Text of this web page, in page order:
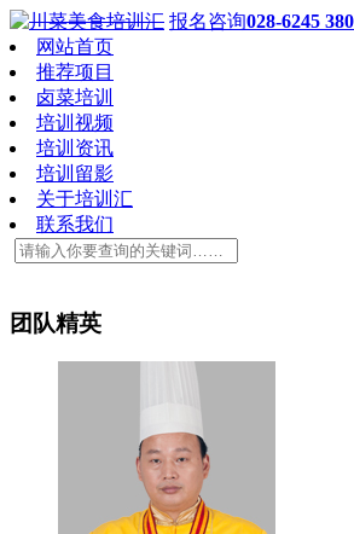
报名咨询028-6245
网站首页
推荐项目
卤菜培训
培训视频
培训资讯
培训留影
关于培训汇
联系我们
团队精英